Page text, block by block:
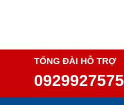
TỔNG ĐÀI HỖ TRỢ
0929927575